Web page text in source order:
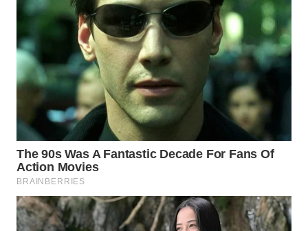
WN
BINTAN
MANDALIKA
WN
LIKUPANG
WN
LABUANBAJO
WN
BORNEO